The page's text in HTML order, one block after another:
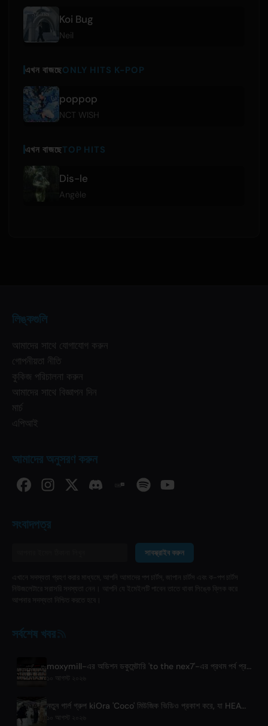
Koi Bug
Neil
এখন বাজছেONLY HITS K-POP
poppop
NCT WISH
এখন বাজছেTOP HITS
Dis-le
Angèle
লিঙ্কগুলি
আমাদের সাথে যোগাযোগ করুন
গোপনীয়তা নীতি
কুকিজ পরিচালনা করুন
আমাদের সাথে বিজ্ঞাপন দিন
মার্চ
এপিআই
আমাদের অনুসরণ করুন
সংবাদপত্র
সাবস্ক্রাইব করুন
এখানে সদস্যতা গ্রহণ করার মাধ্যমে, আপনি আমাদের পপ চার্টস, জাপান চার্টস এবং ক-পপ চার্টস
নিউজলেটারে সরাসরি সদস্যতা নেন। আপনি যে ইমেইলটি পাবেন তাতে থাকা লিঙ্কে ক্লিক করে
আপনার সদস্যতা নিশ্চিত করতে হবে।
সর্বশেষ খবর
moxymill-এর অডিশন ডকুমেন্টারি 'to the nex7'-এর প্রথম পর্ব প্রকাশিত
নতুন গার্ল গ্রুপ kiOra 'Coco' মিউজিক ভিডিও প্রকাশ করে, যা HEAD IN THE CLOUDS LA-তে প্রথম প্রদর্শিত হয়